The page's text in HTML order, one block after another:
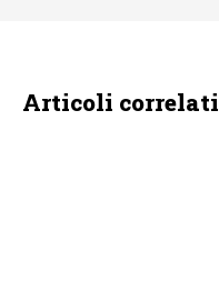
Articoli correlati